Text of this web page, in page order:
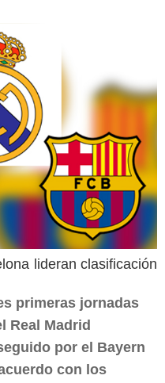
lideran clasificación
primeras jornadas
Real Madrid
por el Bayern
con los